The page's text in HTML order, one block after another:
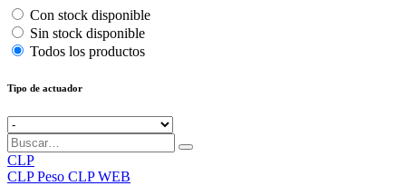
Con stock disponible
Sin stock disponible
Todos los productos
Tipo de actuador
CLP
CLP Peso CLP WEB